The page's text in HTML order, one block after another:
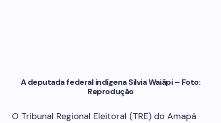
A deputada federal indígena Silvia Waiãpi – Foto:
Reprodução
O Tribunal Regional Eleitoral (TRE) do Amapá